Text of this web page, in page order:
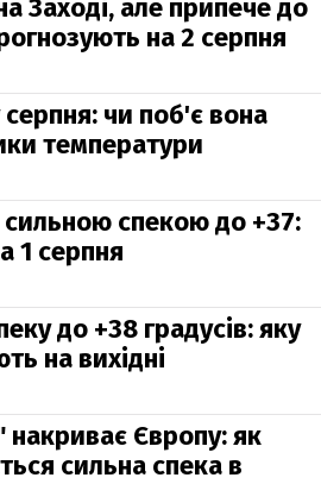
Заході, але припече до
на 2 серпня
чи поб'є вона
температури
сильною спекою до +37:
1 серпня
до +38 градусів: яку
на вихідні
Європу: як
сильна спека в